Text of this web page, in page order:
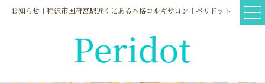
お知らせ｜稲沢市国府宮駅近くにある本格コルギサロン｜ペリドット